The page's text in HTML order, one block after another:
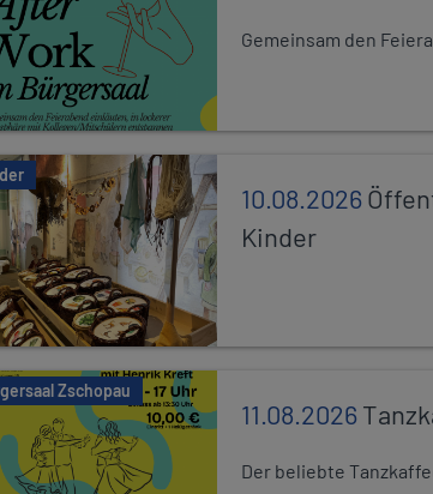
Gemeinsam den
10.08.2026
Kinder
Zschopau
11.08.2026
Der beliebte